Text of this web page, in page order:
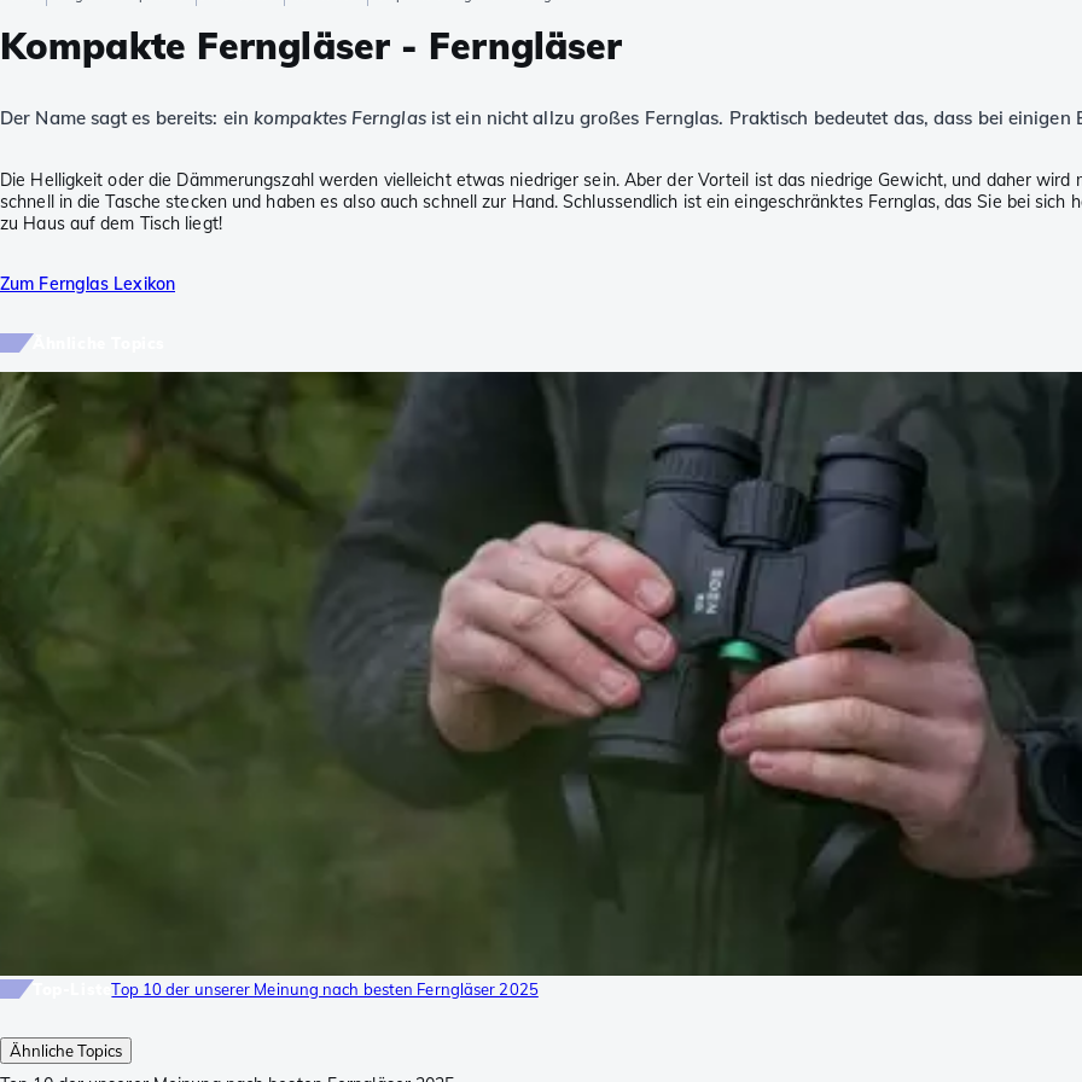
Ähnliche Topics
Kompakte Ferngläser - Ferngläser
Der Name sagt es bereits: ein kompaktes Fernglasist ein nicht allzu großes Fernglas. Praktisch bedeutet das, dass bei einigen
Die Helligkeit oder die Dämmerungszahl werden vielleicht etwas niedriger sein. Aber der Vorteil ist das niedrige Gewicht, und daher
schnell in die Tasche stecken und haben es also auch schnell zur Hand. Schlussendlich ist ein eingeschränktes Fernglas, das Sie bei
zu Haus auf dem Tisch liegt!
Zum Fernglas Lexikon
Top-ListeTop 10 der unserer Meinung nach besten Ferngläser 2025